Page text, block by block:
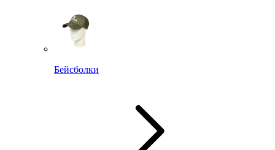
Бейсболки